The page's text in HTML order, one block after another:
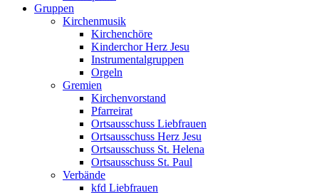
Gruppen
Kirchenmusik
Kirchenchöre
Kinderchor Herz Jesu
Instrumentalgruppen
Orgeln
Gremien
Kirchenvorstand
Pfarreirat
Ortsausschuss Liebfrauen
Ortsausschuss Herz Jesu
Ortsausschuss St. Helena
Ortsausschuss St. Paul
Verbände
kfd Liebfrauen